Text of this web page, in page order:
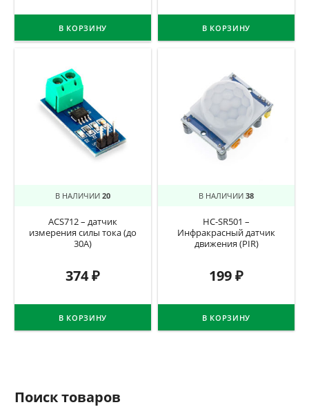
В КОРЗИНУ В КОРЗИНУ
В НАЛИЧИИ 20
ACS712 – датчик
измерения силы тока (до
30A)
374₽
В КОРЗИНУ
В НАЛИЧИИ 38
HC-SR501 –
Инфракрасный датчик
движения (PIR)
199₽
В КОРЗИНУ
Поиск товаров